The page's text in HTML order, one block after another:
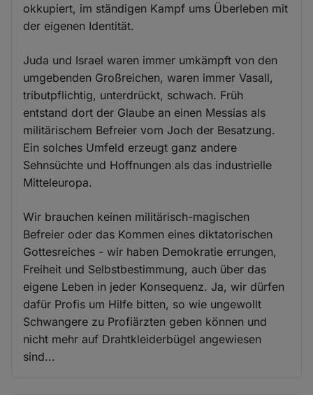
okkupiert, im ständigen Kampf ums Überleben mit
der eigenen Identität.
Juda und Israel waren immer umkämpft von den
umgebenden Großreichen, waren immer Vasall,
tributpflichtig, unterdrückt, schwach. Früh
entstand dort der Glaube an einen Messias als
militärischem Befreier vom Joch der Besatzung.
Ein solches Umfeld erzeugt ganz andere
Sehnsüchte und Hoffnungen als das industrielle
Mitteleuropa.
Wir brauchen keinen militärisch-magischen
Befreier oder das Kommen eines diktatorischen
Gottesreiches - wir haben Demokratie errungen,
Freiheit und Selbstbestimmung, auch über das
eigene Leben in jeder Konsequenz. Ja, wir dürfen
dafür Profis um Hilfe bitten, so wie ungewollt
Schwangere zu Profiärzten geben können und
nicht mehr auf Drahtkleiderbügel angewiesen
sind...